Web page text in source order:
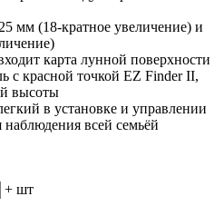
мм (18-кратное увеличение) и
карта лунной поверхности
с красной точкой EZ Finder II,
высоты
в установке и управлении
наблюдения всей семьёй
+ шт